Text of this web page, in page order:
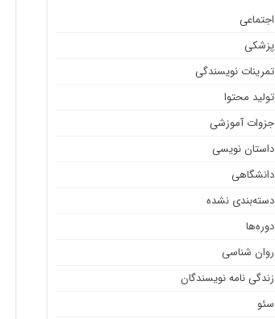
اجتماعی
پزشکی
تمرینات نویسندگی
تولید محتوا
جزوات آموزشی
داستان نویسی
دانشگاهی
دسته‌بندی نشده
دوره‌ها
روان شناسی
زندگی نامه نویسندگان
سئو